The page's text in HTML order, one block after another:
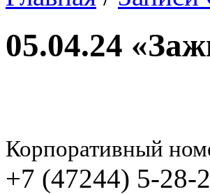
05.04.24
Корпоративный
+7 (47244) 5-28-